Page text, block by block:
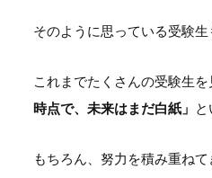
そのように思っている受験生
これまでたくさんの受験生
時点で、未来はまだ白紙」 と
もちろん、努力を積み重ね